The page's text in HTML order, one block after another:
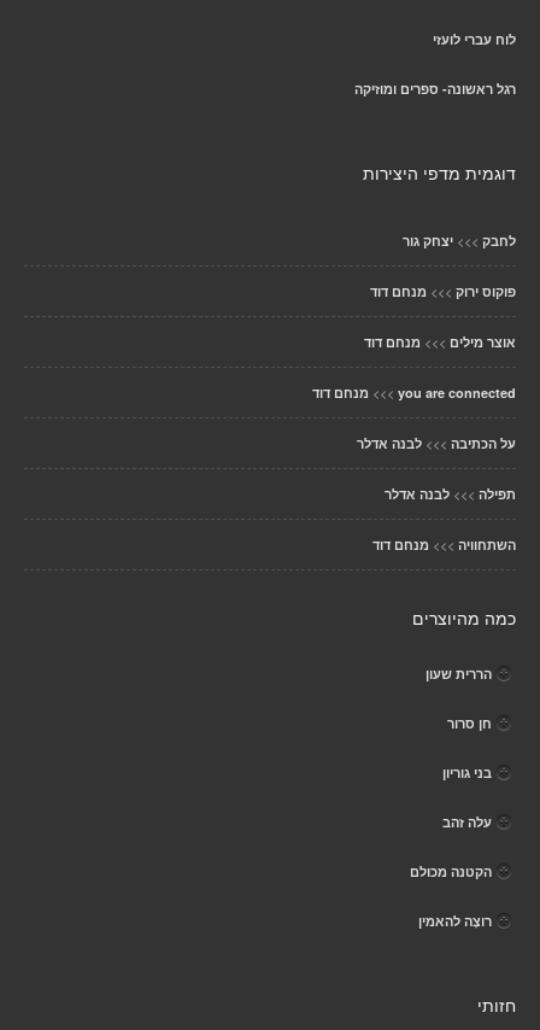
לוח עברי לועזי
רגל ראשונה- ספרים ומוזיקה
דוגמית מדפי היצירות
לחבק >>> יצחק גור
פוקוס ירוק >>> מנחם דוד
אוצר מילים >>> מנחם דוד
you are connected
>>> מנחם דוד
על הכתיבה >>> לבנה אדלר
תפילה >>> לבנה אדלר
השתחוויה >>> מנחם דוד
כמה מהיוצרים
הררית שעון
חן סרור
בני גוריון
עלה זהב
הקטנה מכולם
רוצָה להאמין
חזותי